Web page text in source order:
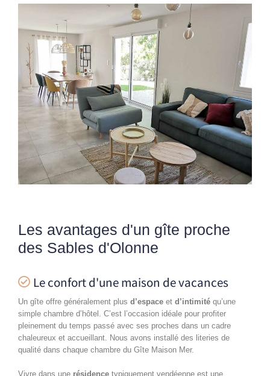
Les avantages d'un gîte proche
des Sables d'Olonne
Le confort d'une maison de vacances
Un gîte offre généralement plus d’espace et d’intimité qu’une
simple chambre d’hôtel. C’est l’occasion idéale pour profiter
pleinement du temps passé avec ses proches dans un cadre
chaleureux et accueillant. Nous avons installé des literies de
qualité dans chaque chambre du Gîte Maison Mer.
Vivre dans une résidence typiquement vendéenne est une